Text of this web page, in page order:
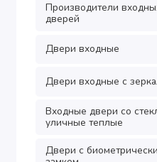
Производители
дверей
Двери входные
Двери входные с
Входные двери со
уличные теплые
Двери с